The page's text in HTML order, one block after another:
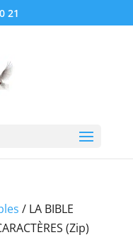
21
/ LA BIBLE
(Zip)